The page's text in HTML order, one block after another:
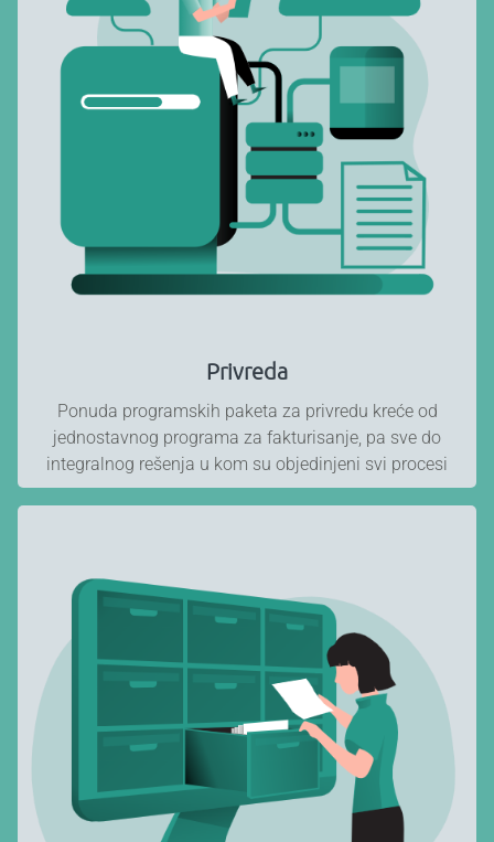
Privreda
Ponuda programskih paketa za privredu kreće od
jednostavnog programa za fakturisanje, pa sve do
integralnog rešenja u kom su objedinjeni svi procesi